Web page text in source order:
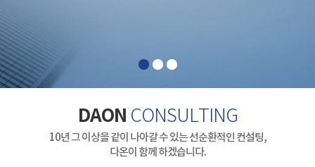
DAON CONSULTING
10년 그 이상을 같이 나아갈 수 있는 선순환적인 컨설팅,
다온이 함께 하겠습니다.